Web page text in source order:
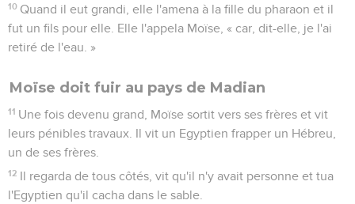
10 Quand il eut grandi, elle l'amena à la fille du pharaon et il
fut un fils pour elle. Elle l'appela Moïse, « car, dit-elle, je l'ai
retiré de l'eau. »
Moïse doit fuir au pays de Madian
11 Une fois devenu grand, Moïse sortit vers ses frères et vit
leurs pénibles travaux. Il vit un Egyptien frapper un Hébreu,
un de ses frères.
12 Il regarda de tous côtés, vit qu'il n'y avait personne et tua
l'Egyptien qu'il cacha dans le sable.